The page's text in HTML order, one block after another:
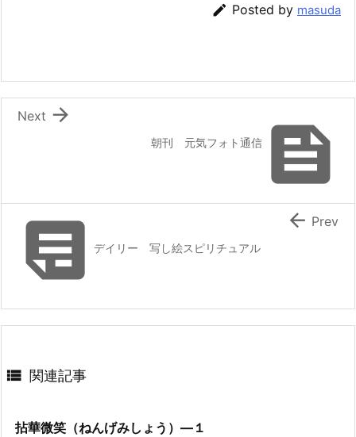
 Posted by masuda

朝刊 元気フォト通信

Next
デイリー 写し絵スピリチュアル
 Prev
 関連記事
拈華微笑（ねんげみしょう）―１